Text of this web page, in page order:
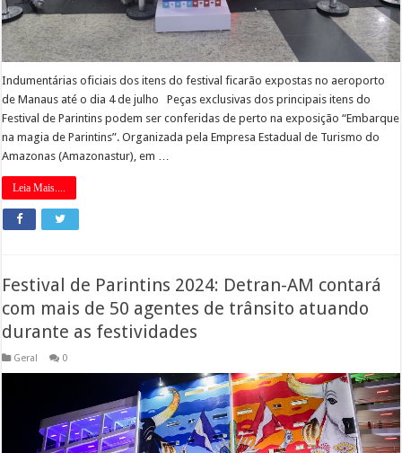
Indumentárias oficiais dos itens do festival ficarão expostas no aeroporto
de Manaus até o dia 4 de julho Peças exclusivas dos principais itens do
Festival de Parintins podem ser conferidas de perto na exposição “Embarque
na magia de Parintins”. Organizada pela Empresa Estadual de Turismo do
Amazonas (Amazonastur), em …
Leia Mais....
Festival de Parintins 2024: Detran-AM contará
com mais de 50 agentes de trânsito atuando
durante as festividades
Geral 0